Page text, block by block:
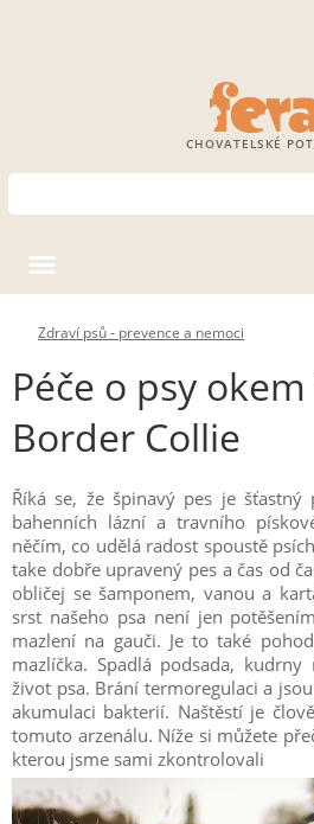
CHOVATELSKÉ
Zdraví psů - prevence a nemoci
Péče o psy
Border Collie
Říká se, že špinavý pes je šťastný
bahenních lázní a travního
něčím, co udělá radost spoustě
take dobře upravený pes a čas od
obličej se šamponem, vanou a
srst našeho psa není jen
mazlení na gauči. Je to také
mazlíčka. Spadlá podsada,
život psa. Brání termoregulaci a
akumulaci bakterií. Naštěstí je
tomuto arzenálu. Níže si můžete
kterou jsme sami zkontrolovali